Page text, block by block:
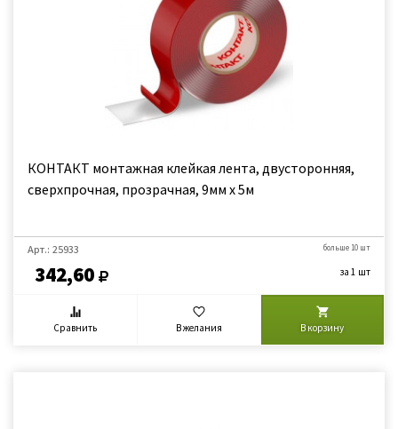
КОНТАКТ монтажная клейкая лента, двусторонняя,
сверхпрочная, прозрачная, 9мм х 5м
Арт.: 25933
342,60
больше 10 шт
за 1 шт
Сравнить В желания В корзину